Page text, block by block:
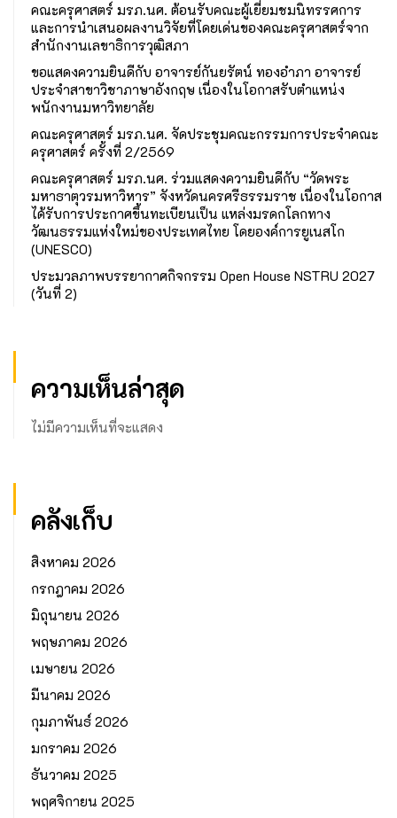
คณะครุศาสตร์ มรภ.นศ. ต้อนรับคณะผู้เยี่ยมชมนิทรรศการ
และการนำเสนอผลงานวิจัยที่โดยเด่นของคณะครุศาสตร์จาก
สำนักงานเลขาธิการวุฒิสภา
ขอแสดงความยินดีกับ อาจารย์กันยรัตน์ ทองอำภา อาจารย์
ประจำสาขาวิชาภาษาอังกฤษ เนื่องในโอกาสรับตำแหน่ง
พนักงานมหาวิทยาลัย
คณะครุศาสตร์ มรภ.นศ. จัดประชุมคณะกรรมการประจำคณะ
ครุศาสตร์ ครั้งที่ 2/2569
คณะครุศาสตร์ มรภ.นศ. ร่วมแสดงความยินดีกับ “วัดพระ
มหาธาตุวรมหาวิหาร” จังหวัดนครศรีธรรมราช เนื่องในโอกาส
ได้รับการประกาศขึ้นทะเบียนเป็น แหล่งมรดกโลกทาง
วัฒนธรรมแห่งใหม่ของประเทศไทย โดยองค์การยูเนสโก
(UNESCO)
ประมวลภาพบรรยากาศกิจกรรม Open House NSTRU 2027
(วันที่ 2)
ความเห็นล่าสุด
ไม่มีความเห็นที่จะแสดง
คลังเก็บ
สิงหาคม 2026
กรกฎาคม 2026
มิถุนายน 2026
พฤษภาคม 2026
เมษายน 2026
มีนาคม 2026
กุมภาพันธ์ 2026
มกราคม 2026
ธันวาคม 2025
พฤศจิกายน 2025